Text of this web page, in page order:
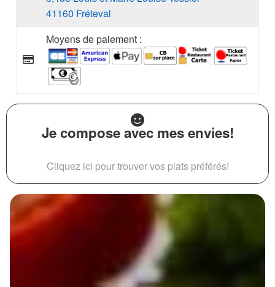
41160 Fréteval
Moyens de paiement :
Je compose avec mes envies!
Cliquez ici pour trouver vos plats préférés!